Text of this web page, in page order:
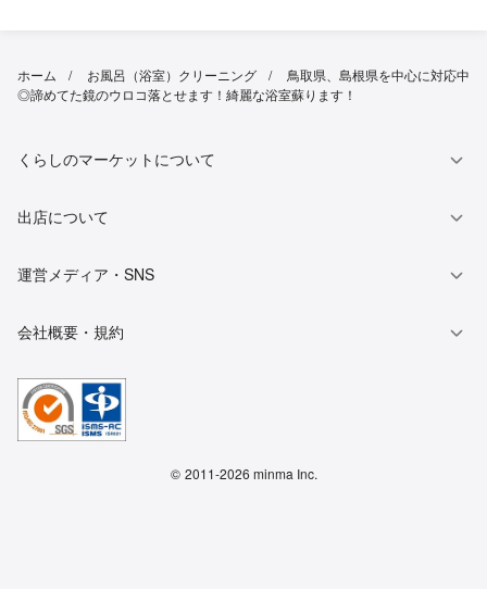
ホーム お風呂（浴室）クリーニング
鳥取県、島根県を中心に対応中
◎諦めてた鏡のウロコ落とせます！綺麗な浴室蘇ります！
くらしのマーケットについて
出店について
運営メディア・SNS
会社概要・規約
© 2011-2026 minma Inc.